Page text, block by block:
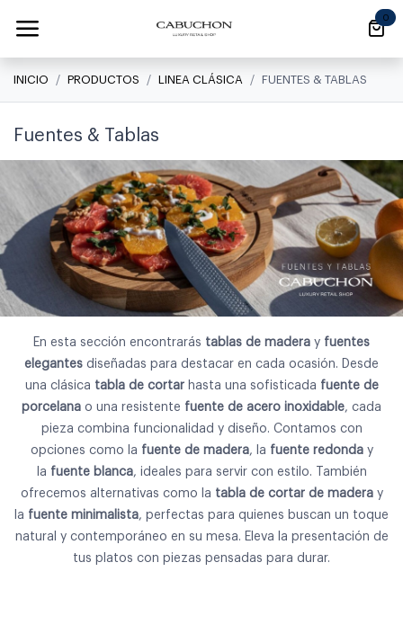
0
INICIO PRODUCTOS LINEA CLÁSICA FUENTES & TABLAS
Fuentes & Tablas
En esta sección encontrarás tablas de madera y fuentes
elegantes diseñadas para destacar en cada ocasión. Desde
una clásica tabla de cortarhasta una sofisticada fuente de
porcelana o una resistente fuente de acero inoxidable, cada
pieza combina funcionalidad y diseño. Contamos con
opciones como la fuente de madera, la fuente redonday
la fuente blanca, ideales para servir con estilo. También
ofrecemos alternativas como la tabla de cortar de maderay
la fuente minimalista, perfectas para quienes buscan un toque
natural y contemporáneo en su mesa. Eleva la presentación de
tus platos con piezas pensadas para durar.